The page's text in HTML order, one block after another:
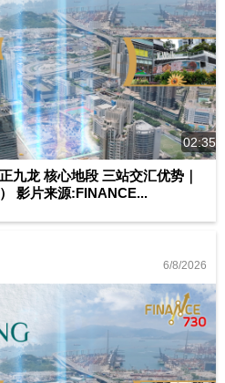
02:35
九龙 核心地段 三站交汇优势｜
影片来源:FINANCE...
6/8/2026